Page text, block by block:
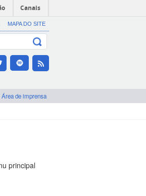
Canais
MAPA DO SITE
Área de imprensa
principal